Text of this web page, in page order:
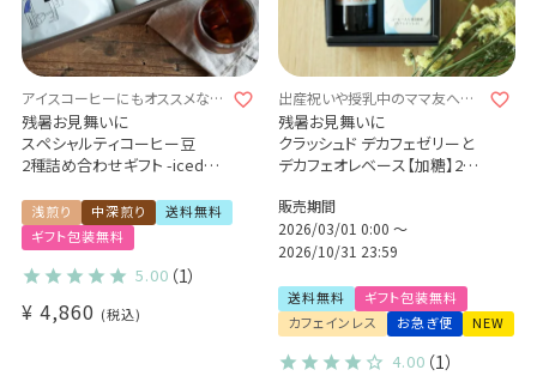
アイスコーヒーにもオススメなコ
ーヒー豆のギフトセット
残暑お見舞いに
スペシャルティコーヒー豆
2種詰め合わせギフト -iced
アイスコーヒーにオススメ◎
エチオピア ウェスト アルシ ゴ
ロルチャ CWS 200g
コスタリカ ラ・パストーラ農園
贈り物 プレゼント
浅煎り 中深煎り
送料無料
ギフト包装無料
5.00 （1）
¥ 4,860 税込
出産祝いや授乳中のママ友への
プレゼントに
残暑お見舞いに
クラッシュド デカフェゼリーと
デカフェオレベース【加糖】2本
販売期間
2026/03/01 0:00〜
2026/10/31 23:59
送料無料
ギフト包装無料
カフェインレス
お急ぎ便 NEW
4.00 （1）